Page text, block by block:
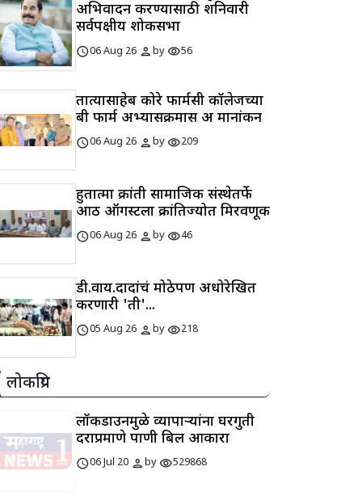
अभिवादन करण्यासाठी शनिवारी
सर्वपक्षीय शोकसभा
schedule06 Aug 26 personbyvisibility56
तात्यासाहेब कोरे फार्मसी कॉलेजच्या
बी फार्म अभ्यासक्रमास अ मानांकन
schedule06 Aug 26 personbyvisibility209
हुतात्मा क्रांती सामाजिक संस्थेतर्फे
आठ ऑगस्टला क्रांतिज्योत मिरवणूक
schedule06 Aug 26 personbyvisibility46
डी.वाय.दादांचं मोठेपण अधोरेखित
करणारी 'ती'...
schedule05 Aug 26 personbyvisibility218
लोकप्रिय
लॉकडाउनमुळे व्यापाऱ्यांना घरगुती
दराप्रमाणे पाणी बिल आकारा
schedule06 Jul 20 personbyvisibility529868